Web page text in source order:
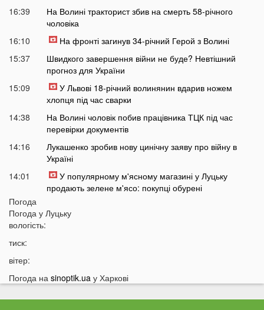
16:39
На Волині тракторист збив на смерть 58-річного
чоловіка
16:10
На фронті загинув 34-річний Герой з Волині
15:37
Швидкого завершення війни не буде? Невтішний
прогноз для України
15:09
У Львові 18-річний волинянин вдарив ножем
хлопця під час сварки
14:38
На Волині чоловік побив працівника ТЦК під час
перевірки документів
14:16
Лукашенко зробив нову цинічну заяву про війну в
Україні
14:01
У популярному м'ясному магазині у Луцьку
продають зелене м'ясо: покупці обурені
13:51
у чому причина
13:01
Соборності
Погода
Погода у Луцьку
вологість:
тиск:
вітер:
Погода на sinoptik.ua у Харкові